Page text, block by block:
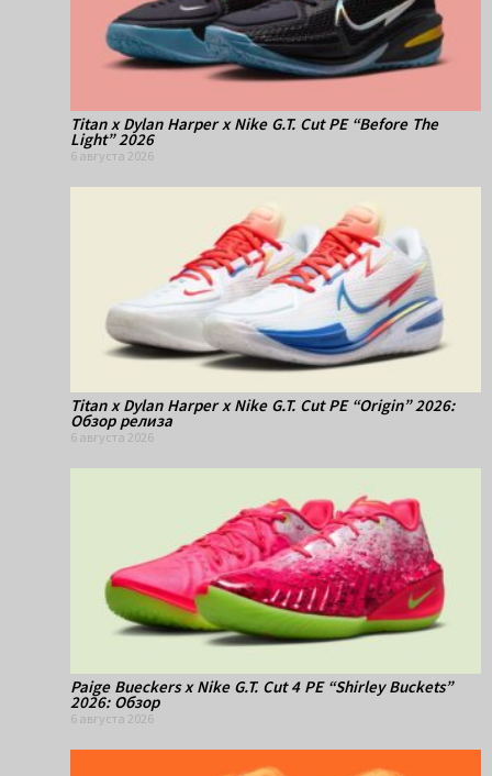
Titan x Dylan Harper x Nike G.T. Cut PE “Before The
Light” 2026
6 августа 2026
Titan x Dylan Harper x Nike G.T. Cut PE “Origin” 2026:
Обзор релиза
6 августа 2026
Paige Bueckers x Nike G.T. Cut 4 PE “Shirley Buckets”
2026: Обзор
6 августа 2026